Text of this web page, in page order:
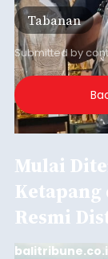
Tabanan
Submitted by
Mulai
Resmi